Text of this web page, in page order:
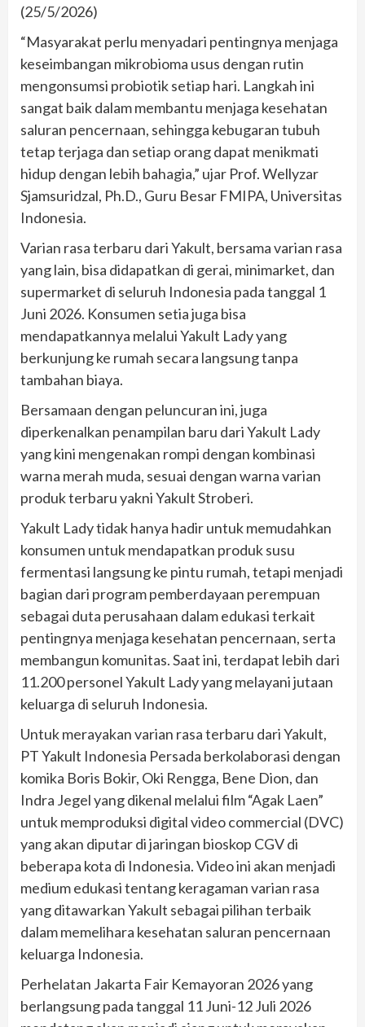
(25/5/2026)
“Masyarakat perlu menyadari pentingnya menjaga
keseimbangan mikrobioma usus dengan rutin
mengonsumsi probiotik setiap hari. Langkah ini
sangat baik dalam membantu menjaga kesehatan
saluran pencernaan, sehingga kebugaran tubuh
tetap terjaga dan setiap orang dapat menikmati
hidup dengan lebih bahagia,” ujar Prof. Wellyzar
Sjamsuridzal, Ph.D., Guru Besar FMIPA, Universitas
Indonesia.
Varian rasa terbaru dari Yakult, bersama varian rasa
yang lain, bisa didapatkan di gerai, minimarket, dan
supermarket di seluruh Indonesia pada tanggal 1
Juni 2026. Konsumen setia juga bisa
mendapatkannya melalui Yakult Lady yang
berkunjung ke rumah secara langsung tanpa
tambahan biaya.
Bersamaan dengan peluncuran ini, juga
diperkenalkan penampilan baru dari Yakult Lady
yang kini mengenakan rompi dengan kombinasi
warna merah muda, sesuai dengan warna varian
produk terbaru yakni Yakult Stroberi.
Yakult Lady tidak hanya hadir untuk memudahkan
konsumen untuk mendapatkan produk susu
fermentasi langsung ke pintu rumah, tetapi menjadi
bagian dari program pemberdayaan perempuan
sebagai duta perusahaan dalam edukasi terkait
pentingnya menjaga kesehatan pencernaan, serta
membangun komunitas. Saat ini, terdapat lebih dari
11.200 personel Yakult Lady yang melayani jutaan
keluarga di seluruh Indonesia.
Untuk merayakan varian rasa terbaru dari Yakult,
PT Yakult Indonesia Persada berkolaborasi dengan
komika Boris Bokir, Oki Rengga, Bene Dion, dan
Indra Jegel yang dikenal melalui film “Agak Laen”
untuk memproduksi digital video commercial (DVC)
yang akan diputar di jaringan bioskop CGV di
beberapa kota di Indonesia. Video ini akan menjadi
medium edukasi tentang keragaman varian rasa
yang ditawarkan Yakult sebagai pilihan terbaik
dalam memelihara kesehatan saluran pencernaan
keluarga Indonesia.
Perhelatan Jakarta Fair Kemayoran 2026 yang
berlangsung pada tanggal 11 Juni-12 Juli 2026